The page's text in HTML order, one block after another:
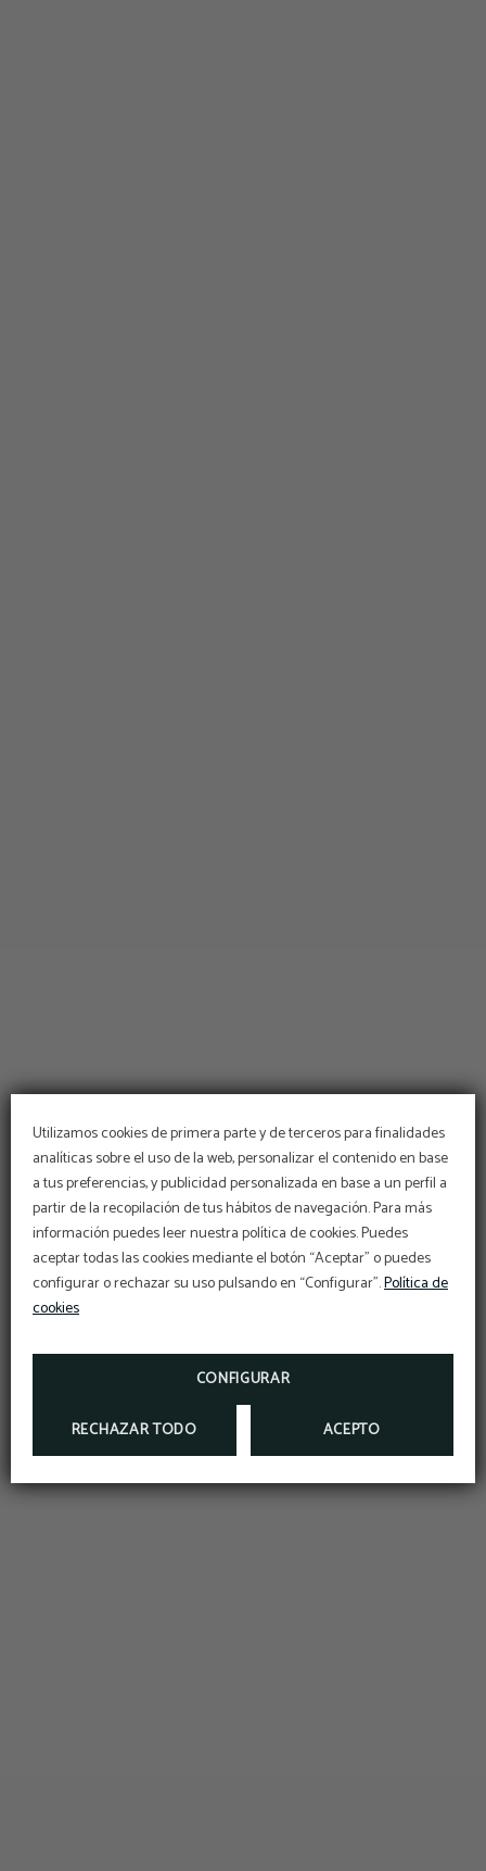
Utilizamos cookies de primera parte y de terceros para finalidades
analíticas sobre el uso de la web, personalizar el contenido en base
a tus preferencias, y publicidad personalizada en base a un perfil a
partir de la recopilación de tus hábitos de navegación. Para más
información puedes leer nuestra política de cookies. Puedes
aceptar todas las cookies mediante el botón “Aceptar” o puedes
configurar o rechazar su uso pulsando en “Configurar”.Política de
cookies
CONFIGURAR
RECHAZAR TODO ACEPTO
CHECK-IN ONLINE
AVERIGUA CÓMO HACER TU INGRESO EN EL
HOTEL LO MÁS RÁPIDO POSIBLE.